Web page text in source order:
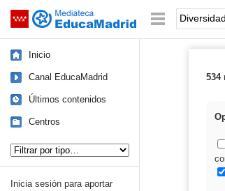
Saltar navegación Palabra o
Inicio
Canal EducaMadrid
Últimos contenidos
Centros
Inicia sesión para aportar
534